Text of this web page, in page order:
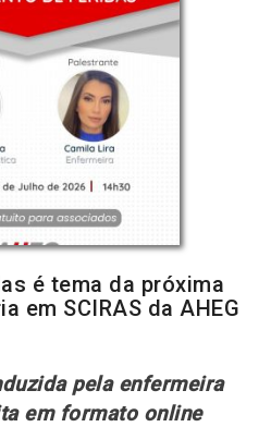
é tema da próxima
em SCIRAS da AHEG
pela enfermeira
em formato online